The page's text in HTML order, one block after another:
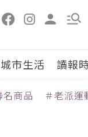
城市生活 讀報
名商品 ＃老派運